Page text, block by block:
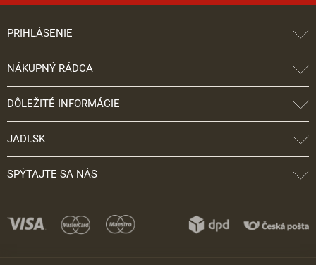
PRIHLÁSENIE
NÁKUPNÝ RÁDCA
DÔLEŽITÉ INFORMÁCIE
JADI.SK
SPÝTAJTE SA NÁS